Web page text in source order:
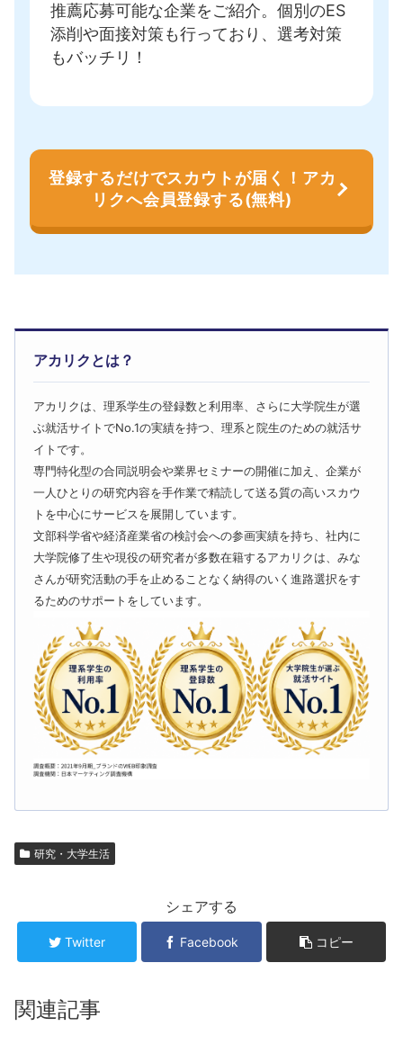
推薦応募可能な企業をご紹介。個別のES
添削や面接対策も行っており、選考対策
もバッチリ！
登録するだけでスカウトが届く！アカ
リクへ会員登録する(無料)
アカリクとは？
アカリクは、理系学生の登録数と利用率、さらに大学院生が選
ぶ就活サイトでNo.1の実績を持つ、理系と院生のための就活サ
イトです。
専門特化型の合同説明会や業界セミナーの開催に加え、企業が
一人ひとりの研究内容を手作業で精読して送る質の高いスカウ
トを中心にサービスを展開しています。
文部科学省や経済産業省の検討会への参画実績を持ち、社内に
大学院修了生や現役の研究者が多数在籍するアカリクは、みな
さんが研究活動の手を止めることなく納得のいく進路選択をす
るためのサポートをしています。
研究・大学生活
シェアする
Twitter Facebook コピー
関連記事